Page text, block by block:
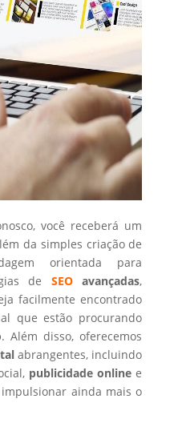
você receberá um
da simples criação de
orientada para
de SEOavançadas,
facilmente encontrado
que estão procurando
. Além disso, oferecemos
abrangentes, incluindo
publicidade online e
ainda mais o